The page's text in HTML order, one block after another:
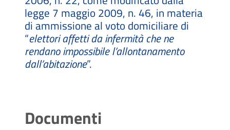
legge 7 maggio 2009, n. 46, in materia
di ammissione al voto domiciliare di
“elettori affetti da infermità che ne
rendano impossibile l’allontanamento
dall’abitazione”.
Documenti